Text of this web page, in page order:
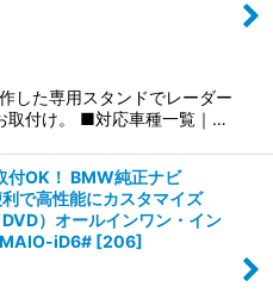
した専用スタンドでレーダー
取付け。 ■対応車種一覧｜…
付OK！ BMW純正ナビ
利で高性能にカスタマイズ
DVD）オールインワン・イン
iD6# [206]